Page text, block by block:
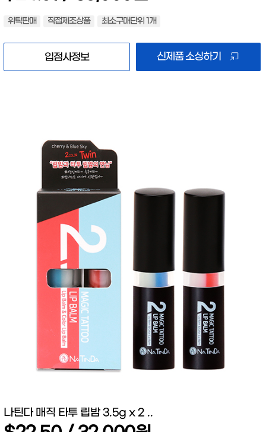
위탁판매 직접제조상품 최소구매단위 1개
입점사정보 신제품 소싱하기
나틴다 매직 타투 립밤 3.5g x 2 ..